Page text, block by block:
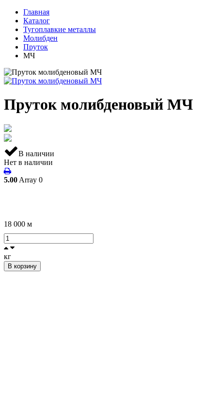
Главная
Каталог
Тугоплавкие металлы
Молибден
Пруток
МЧ
Пруток молибденовый МЧ
В наличии
Нет в наличии
5.00 Array 0
18 000 м
кг
В корзину